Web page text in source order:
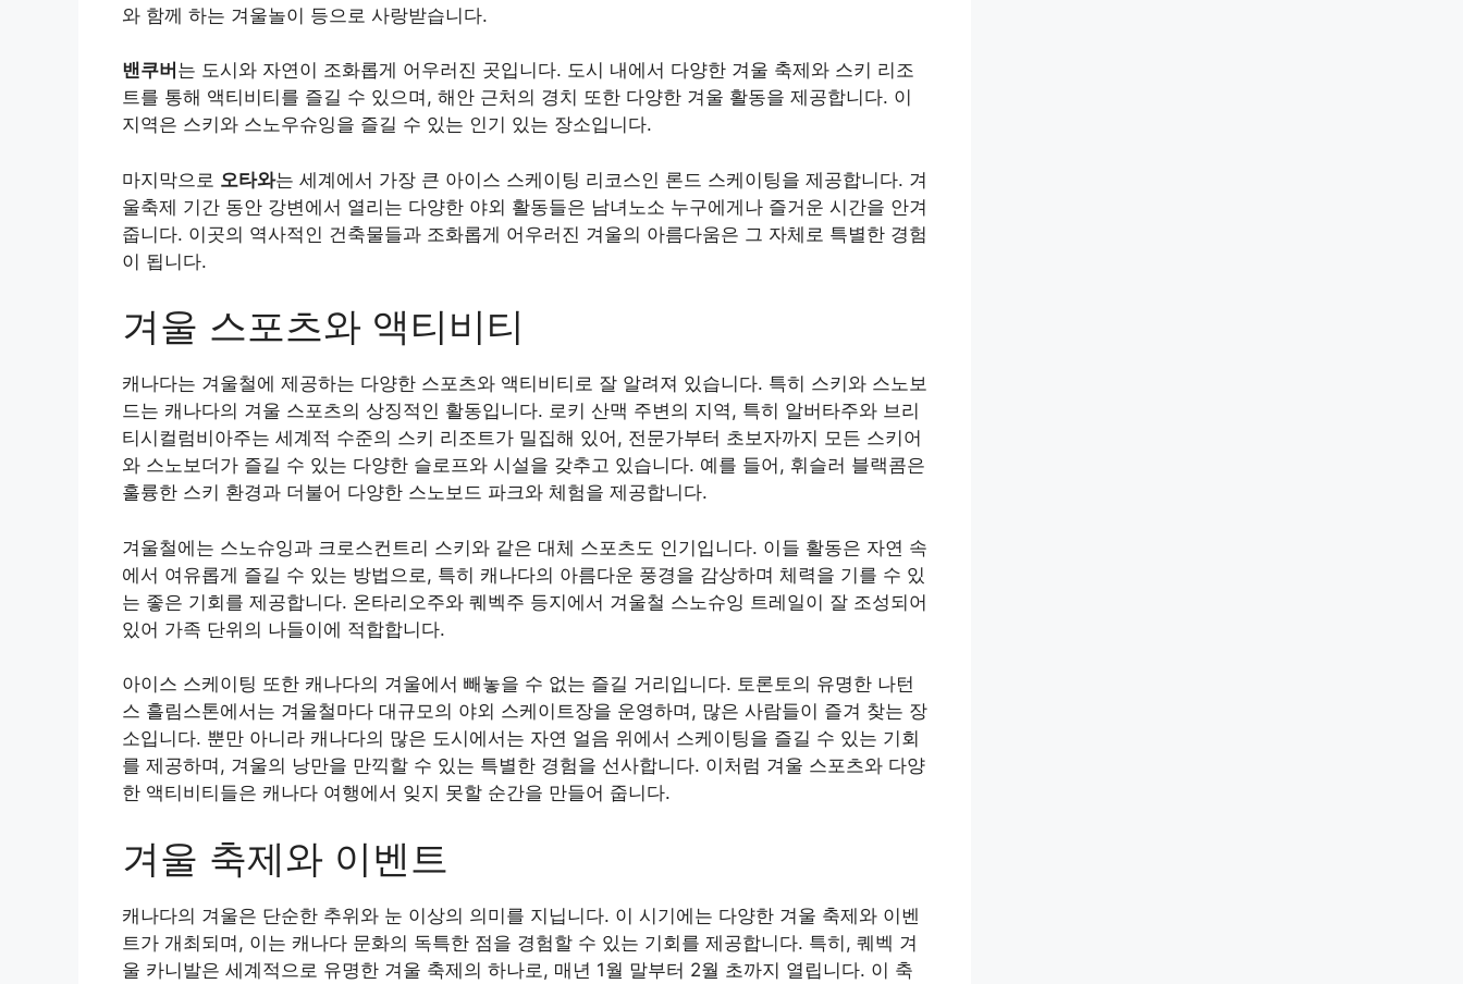
와 함께 하는 겨울놀이 등으로 사랑받습니다.
밴쿠버 는 도시와 자연이 조화롭게 어우러진 곳입니다. 도시 내에서 다양한 겨울 축제와 스키 리조
트를 통해 액티비티를 즐길 수 있으며, 해안 근처의 경치 또한 다양한 겨울 활동을 제공합니다. 이
지역은 스키와 스노우슈잉을 즐길 수 있는 인기 있는 장소입니다.
마지막으로 오타와는 세계에서 가장 큰 아이스 스케이팅 리코스인 론드 스케이팅을 제공합니다. 겨
울축제 기간 동안 강변에서 열리는 다양한 야외 활동들은 남녀노소 누구에게나 즐거운 시간을 안겨
줍니다. 이곳의 역사적인 건축물들과 조화롭게 어우러진 겨울의 아름다움은 그 자체로 특별한 경험
이 됩니다.
겨울 스포츠와 액티비티
캐나다는 겨울철에 제공하는 다양한 스포츠와 액티비티로 잘 알려져 있습니다. 특히 스키와 스노보
드는 캐나다의 겨울 스포츠의 상징적인 활동입니다. 로키 산맥 주변의 지역, 특히 알버타주와 브리
티시컬럼비아주는 세계적 수준의 스키 리조트가 밀집해 있어, 전문가부터 초보자까지 모든 스키어
와 스노보더가 즐길 수 있는 다양한 슬로프와 시설을 갖추고 있습니다. 예를 들어, 휘슬러 블랙콤은
훌륭한 스키 환경과 더불어 다양한 스노보드 파크와 체험을 제공합니다.
겨울철에는 스노슈잉과 크로스컨트리 스키와 같은 대체 스포츠도 인기입니다. 이들 활동은 자연 속
에서 여유롭게 즐길 수 있는 방법으로, 특히 캐나다의 아름다운 풍경을 감상하며 체력을 기를 수 있
는 좋은 기회를 제공합니다. 온타리오주와 퀘벡주 등지에서 겨울철 스노슈잉 트레일이 잘 조성되어
있어 가족 단위의 나들이에 적합합니다.
아이스 스케이팅 또한 캐나다의 겨울에서 빼놓을 수 없는 즐길 거리입니다. 토론토의 유명한 나턴
스 흘림스톤에서는 겨울철마다 대규모의 야외 스케이트장을 운영하며, 많은 사람들이 즐겨 찾는 장
소입니다. 뿐만 아니라 캐나다의 많은 도시에서는 자연 얼음 위에서 스케이팅을 즐길 수 있는 기회
를 제공하며, 겨울의 낭만을 만끽할 수 있는 특별한 경험을 선사합니다. 이처럼 겨울 스포츠와 다양
한 액티비티들은 캐나다 여행에서 잊지 못할 순간을 만들어 줍니다.
겨울 축제와 이벤트
캐나다의 겨울은 단순한 추위와 눈 이상의 의미를 지닙니다. 이 시기에는 다양한 겨울 축제와 이벤
트가 개최되며, 이는 캐나다 문화의 독특한 점을 경험할 수 있는 기회를 제공합니다. 특히, 퀘벡 겨
울 카니발은 세계적으로 유명한 겨울 축제의 하나로, 매년 1월 말부터 2월 초까지 열립니다. 이 축